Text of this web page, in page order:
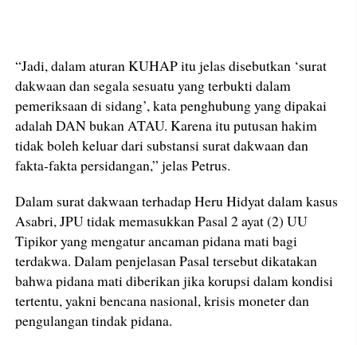
“Jadi, dalam aturan KUHAP itu jelas disebutkan ‘surat
dakwaan dan segala sesuatu yang terbukti dalam
pemeriksaan di sidang’, kata penghubung yang dipakai
adalah DAN bukan ATAU. Karena itu putusan hakim
tidak boleh keluar dari substansi surat dakwaan dan
fakta-fakta persidangan,” jelas Petrus.
Dalam surat dakwaan terhadap Heru Hidyat dalam kasus
Asabri, JPU tidak memasukkan Pasal 2 ayat (2) UU
Tipikor yang mengatur ancaman pidana mati bagi
terdakwa. Dalam penjelasan Pasal tersebut dikatakan
bahwa pidana mati diberikan jika korupsi dalam kondisi
tertentu, yakni bencana nasional, krisis moneter dan
pengulangan tindak pidana.